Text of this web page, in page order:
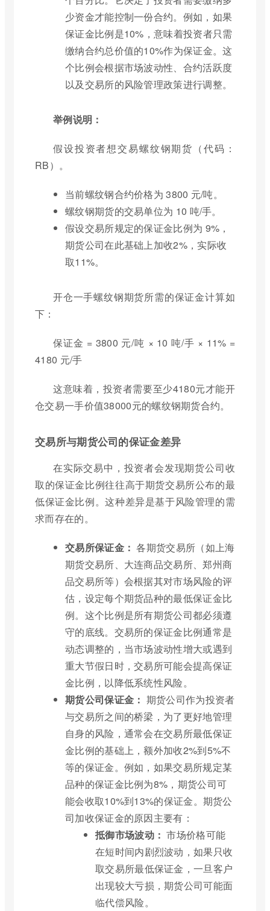
少资金才能控制一份合约。例如，如果
保证金比例是10%，意味着投资者只需
缴纳合约总价值的10%作为保证金。这
个比例会根据市场波动性、合约活跃度
以及交易所的风险管理政策进行调整。
举例说明：
假设投资者想交易螺纹钢期货（代码：
RB）。
当前螺纹钢合约价格为 3800 元/吨。
螺纹钢期货的交易单位为 10 吨/手。
假设交易所规定的保证金比例为 9%，
期货公司在此基础上加收2%，实际收
取11%。
开仓一手螺纹钢期货所需的保证金计算如
下：
保证金 = 3800 元/吨 × 10 吨/手 × 11% =
4180 元/手
这意味着，投资者需要至少4180元才能开
仓交易一手价值38000元的螺纹钢期货合约。
交易所与期货公司的保证金差异
在实际交易中，投资者会发现期货公司收
取的保证金比例往往高于期货交易所公布的最
低保证金比例。这种差异是基于风险管理的需
求而存在的。
交易所保证金： 各期货交易所（如上海
期货交易所、大连商品交易所、郑州商
品交易所等）会根据其对市场风险的评
估，设定每个期货品种的最低保证金比
例。这个比例是所有期货公司都必须遵
守的底线。交易所的保证金比例通常是
动态调整的，当市场波动性增大或遇到
重大节假日时，交易所可能会提高保证
金比例，以降低系统性风险。
期货公司保证金： 期货公司作为投资者
与交易所之间的桥梁，为了更好地管理
自身的风险，通常会在交易所最低保证
金比例的基础上，额外加收2%到5%不
等的保证金。例如，如果交易所规定某
品种的保证金比例为8%，期货公司可
能会收取10%到13%的保证金。期货公
司加收保证金的原因主要有：
抵御市场波动： 市场价格可能
在短时间内剧烈波动，如果只收
取交易所最低保证金，一旦客户
出现较大亏损，期货公司可能面
临代偿风险。